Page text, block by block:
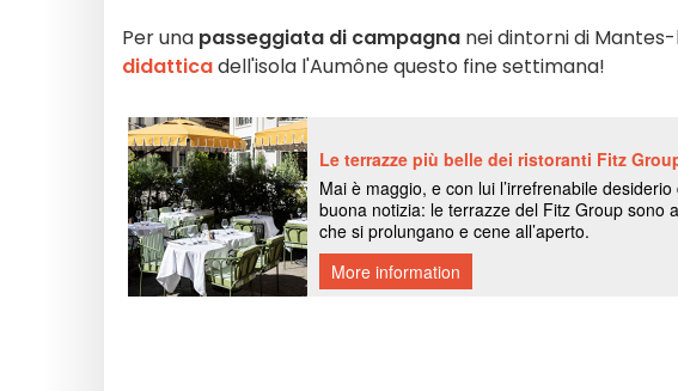
Per una passeggiata di campagna nei dintorni di
didatticadell'isola l'Aumône questo fine settimana!